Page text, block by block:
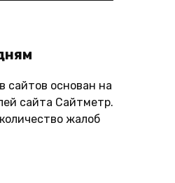
сайтов основан на
сайта Сайтметр.
жалоб